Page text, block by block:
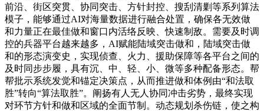
前沿、街区突贯、协同突击、方针封控、搜刮清剿等系列算法
模子，能够通过AI对海量数据进行融合处置，确保各无效做
和力量正在最佳做和窗口内活络反映、快速制敌。需要及时调
控的兵器平台越来越多，AI赋能陆域突击做和，陆域突击做
和的形态演变史，实现侦查、火力、援助保障等各平台之间的
及时同步步履，具有沉、中、轻、小、微等多种配备形态。帮
帮批示系统发觉和锚定决策点，从而推进做和体例由“和法取
胜”转向“算法取胜”。阐扬有人无人协同冲击劣势，最终实现
对环节方针和做和区域的全面节制。动态规划杀伤链，使之构